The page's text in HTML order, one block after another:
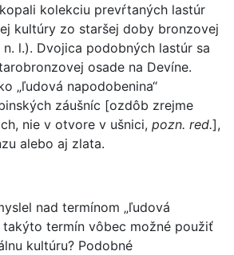
kolekciu prevŕtaných lastúr
kultúry zo staršej doby bronzovej
l.). Dvojica podobných lastúr sa
osade na Devíne.
„ľudová napodobenina“
záušníc [ozdôb zrejme
nie v otvore v ušnici, pozn. red.],
alebo aj zlata.
nad termínom „ľudová
takýto termín vôbec možné použiť
kultúru? Podobné